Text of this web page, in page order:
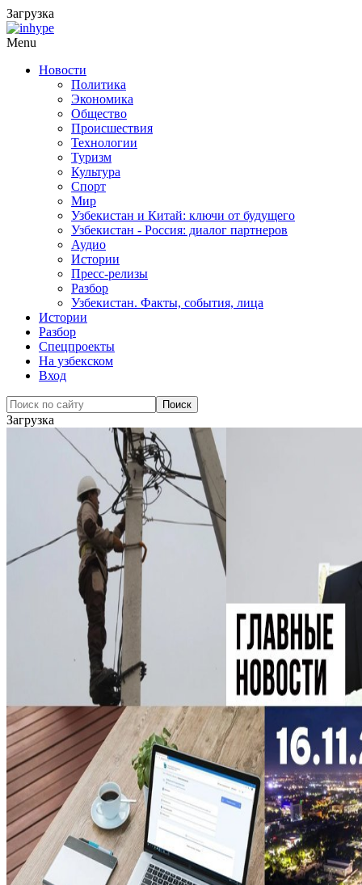
Загрузка
Menu
Новости
Политика
Экономика
Общество
Происшествия
Технологии
Туризм
Культура
Спорт
Мир
Узбекистан и Китай: ключи от будущего
Узбекистан - Россия: диалог партнеров
Аудио
Истории
Пресс-релизы
Разбор
Узбекистан. Факты, события, лица
Истории
Разбор
Спецпроекты
На узбекском
Вход
Загрузка